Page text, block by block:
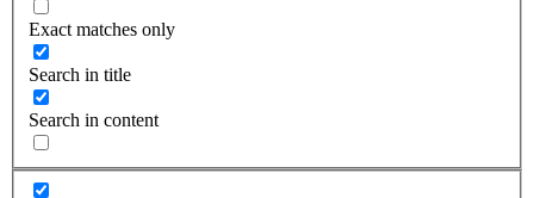
Exact matches only
Search in title
Search in content